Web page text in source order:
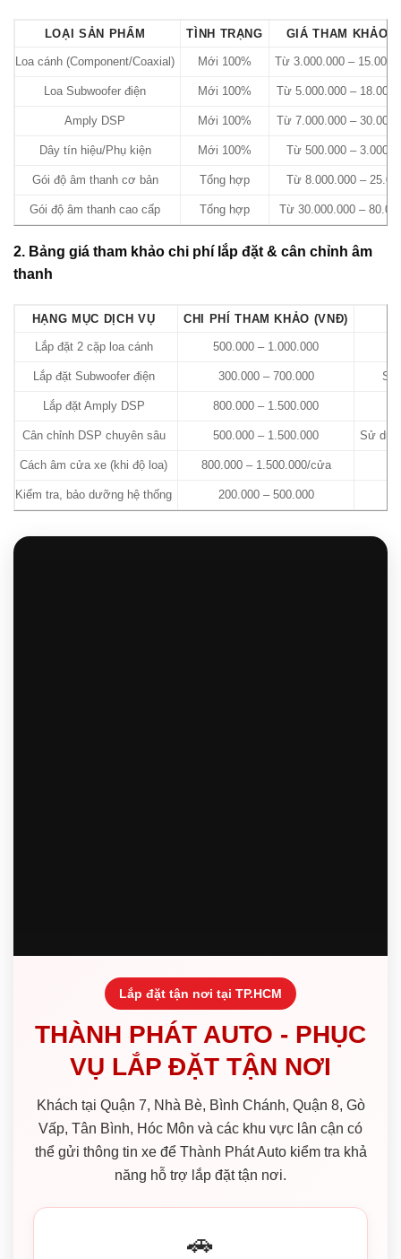
LOẠI SẢN PHẨM TÌNH TRẠNG GIÁ THAM KHẢO
Loa cánh (Component/Coaxial) Mới 100% Từ 3.000.000 –
Loa Subwoofer điện Mới 100% Từ 5.000.000 –
Amply DSP Mới 100% Từ 7.000.000 –
Dây tín hiệu/Phụ kiện Mới 100% Từ 500.000 –
Gói độ âm thanh cơ bản Tổng hợp Từ 8.000.000 –
Gói độ âm thanh cao cấp Tổng hợp Từ 30.000.000 –
2. Bảng giá tham khảo chi phí lắp đặt & cân chỉnh âm
thanh
HẠNG MỤC DỊCH VỤ CHI PHÍ THAM KHẢO (VNĐ)
Lắp đặt 2 cặp loa cánh 500.000 – 1.000.000
Lắp đặt Subwoofer điện 300.000 – 700.000
Lắp đặt Amply DSP 800.000 – 1.500.000
Cân chỉnh DSP chuyên sâu 500.000 – 1.500.000 Sử
Cách âm cửa xe (khi độ loa) 800.000 – 1.500.000/cửa
Kiểm tra, bảo dưỡng hệ thống 200.000 – 500.000
Lắp đặt tận nơi tại TP.HCM
THÀNH PHÁT AUTO - PHỤC
VỤ LẮP ĐẶT TẬN NƠI
Khách tại Quận 7, Nhà Bè, Bình Chánh, Quận 8, Gò
Vấp, Tân Bình, Hóc Môn và các khu vực lân cận có
thể gửi thông tin xe để Thành Phát Auto kiểm tra khả
năng hỗ trợ lắp đặt tận nơi.
🚗